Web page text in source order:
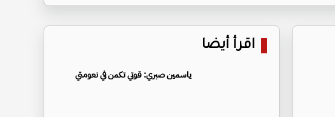
اقرأ أيضا
ياسمين صبري: قوتي تكمن في نعومتي